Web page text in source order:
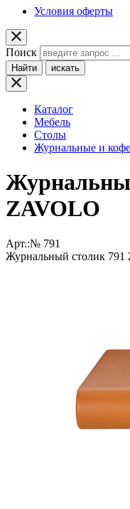
Условия оферты
Поиск
Найти искать
Каталог
Мебель
Столы
Журнальные и
ZAVOLO
Арт.:№ 791
Журнальный столик 791